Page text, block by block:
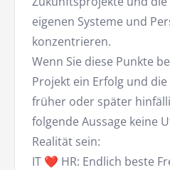
eigenen Systeme und
konzentrieren.
Wenn Sie diese Punkte
Projekt ein Erfolg und
früher oder später
folgende Aussage keine
Realität sein:
IT ❤️ HR: Endlich beste